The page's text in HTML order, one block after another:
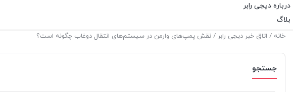
درباره دیجی رابر
بلاگ
خانه / اتاق خبر دیجی رابر / نقش پمپ‌های وارمن در سیستم‌های انتقال دوغاب چگونه است؟
جستجو